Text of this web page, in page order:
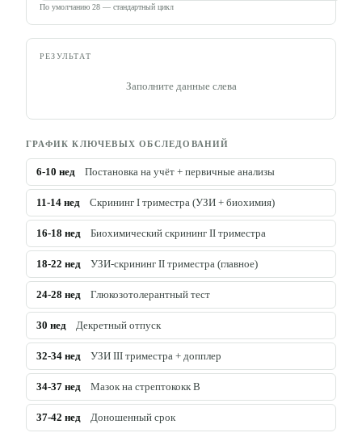
По умолчанию 28 — стандартный цикл
РЕЗУЛЬТАТ
Заполните данные слева
ГРАФИК КЛЮЧЕВЫХ ОБСЛЕДОВАНИЙ
6-10 нед Постановка на учёт + первичные анализы
11-14 нед Скрининг I триместра (УЗИ + биохимия)
16-18 нед Биохимический скрининг II триместра
18-22 нед УЗИ-скрининг II триместра (главное)
24-28 нед Глюкозотолерантный тест
30 нед Декретный отпуск
32-34 нед УЗИ III триместра + допплер
34-37 нед Мазок на стрептококк B
37-42 нед Доношенный срок